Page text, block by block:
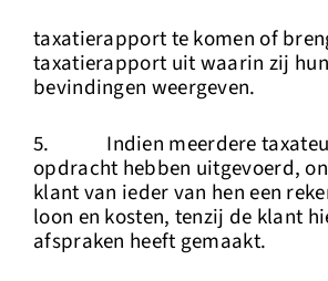
taxatierapport te komen of
taxatierapport uit waarin zij
bevindingen weergeven.
5. Indien meerdere
opdracht hebben uitgevoerd,
klant van ieder van hen een
loon en kosten, tenzij de klant
afspraken heeft gemaakt.